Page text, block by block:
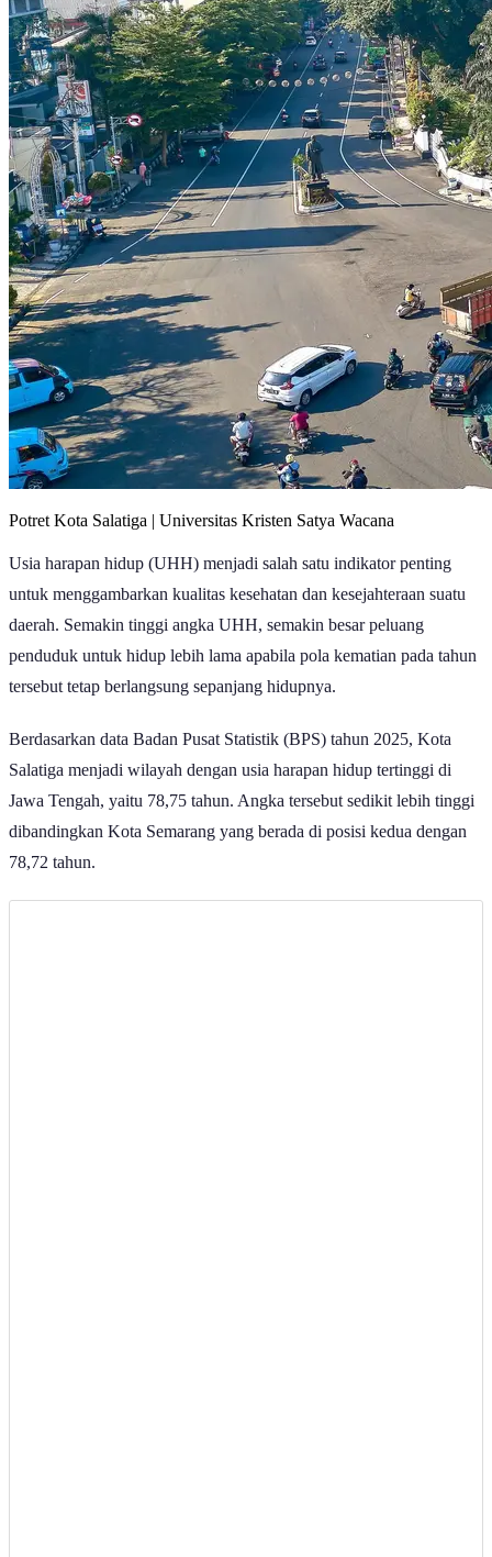
Potret Kota Salatiga | Universitas Kristen Satya Wacana
Usia harapan hidup (UHH) menjadi salah satu indikator penting
untuk menggambarkan kualitas kesehatan dan kesejahteraan suatu
daerah. Semakin tinggi angka UHH, semakin besar peluang
penduduk untuk hidup lebih lama apabila pola kematian pada tahun
tersebut tetap berlangsung sepanjang hidupnya.
Berdasarkan data Badan Pusat Statistik (BPS) tahun 2025, Kota
Salatiga menjadi wilayah dengan usia harapan hidup tertinggi di
Jawa Tengah, yaitu 78,75 tahun. Angka tersebut sedikit lebih tinggi
dibandingkan Kota Semarang yang berada di posisi kedua dengan
78,72 tahun.